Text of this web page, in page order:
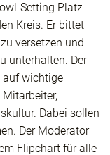
Setting Platz
Kreis. Er bittet
versetzen und
unterhalten. Der
auf wichtige
Mitarbeiter,
Dabei sollen
Der Moderator
Flipchart für alle